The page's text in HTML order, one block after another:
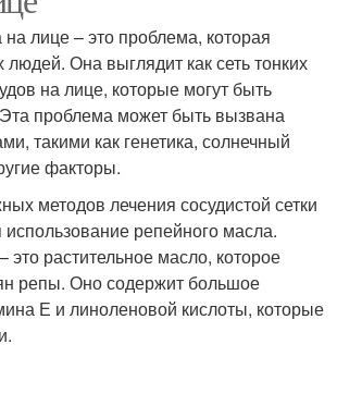
на лице – это проблема, которая
людей. Она выглядит как сеть тонких
на лице, которые могут быть
проблема может быть вызвана
такими как генетика, солнечный
факторы.
методов лечения сосудистой сетки
использование репейного масла.
это растительное масло, которое
репы. Оно содержит большое
Е и линоленовой кислоты, которые